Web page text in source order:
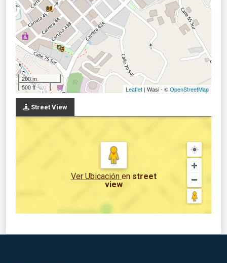
200 m
500 ft
Leaflet | Wasi - ©OpenStreetMap
Street View
Ver Ubicación en street
view